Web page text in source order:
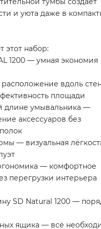
и уюта даже в
этот набор:
1200 — умная экономия
расположение вдоль
площади
длине умывальника —
аксессуаров без
— визуальная
— комфортное
перегрузки интерьера
SD Natural 1200 —
ящика — всё